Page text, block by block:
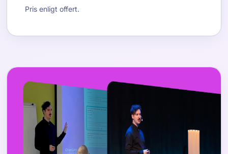
Pris enligt offert.